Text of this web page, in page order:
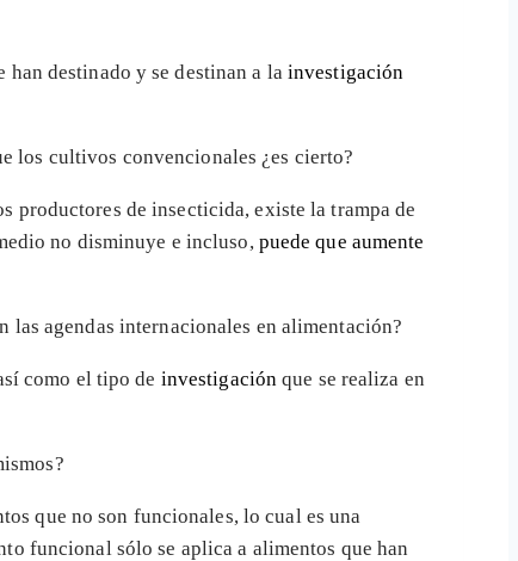
destinado y se destinan a la investigación
los cultivos convencionales ¿es cierto?
productores de insecticida, existe la trampa de
no disminuye e incluso, puede que aumente
agendas internacionales en alimentación?
como el tipo de investigación que se realiza en
que no son funcionales, lo cual es una
funcional sólo se aplica a alimentos que han